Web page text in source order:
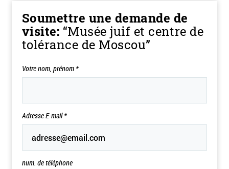
Soumettre une demande de
visite: “Musée juif et centre de
tolérance de Moscou”
Votre nom, prénom *
Adresse E-mail*
num. de téléphone